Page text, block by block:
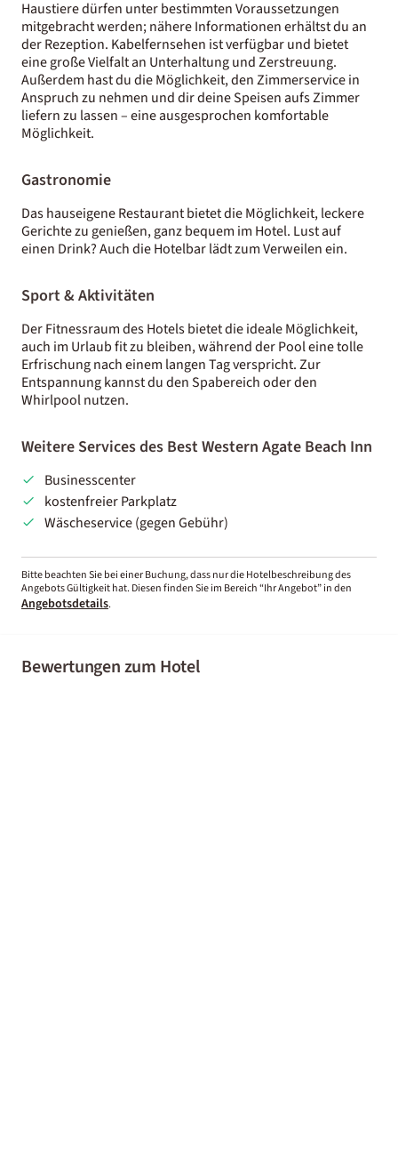
Haustiere dürfen unter bestimmten Voraussetzungen
mitgebracht werden; nähere Informationen erhältst du an
der Rezeption. Kabelfernsehen ist verfügbar und bietet
eine große Vielfalt an Unterhaltung und Zerstreuung.
Außerdem hast du die Möglichkeit, den Zimmerservice in
Anspruch zu nehmen und dir deine Speisen aufs Zimmer
liefern zu lassen – eine ausgesprochen komfortable
Möglichkeit.
Gastronomie
Das hauseigene Restaurant bietet die Möglichkeit, leckere
Gerichte zu genießen, ganz bequem im Hotel. Lust auf
einen Drink? Auch die Hotelbar lädt zum Verweilen ein.
Sport & Aktivitäten
Der Fitnessraum des Hotels bietet die ideale Möglichkeit,
auch im Urlaub fit zu bleiben, während der Pool eine tolle
Erfrischung nach einem langen Tag verspricht. Zur
Entspannung kannst du den Spabereich oder den
Whirlpool nutzen.
Weitere Services des Best Western Agate Beach Inn
Businesscenter
kostenfreier Parkplatz
Wäscheservice (gegen Gebühr)
Bitte beachten Sie bei einer Buchung, dass nur die Hotelbeschreibung des
Angebots Gültigkeit hat. Diesen finden Sie im Bereich “Ihr Angebot” in den
Angebotsdetails.
Bewertungen zum Hotel